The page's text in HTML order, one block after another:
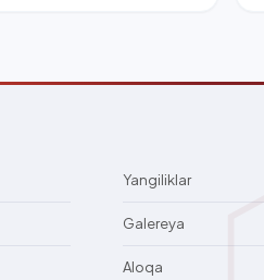
Yangiliklar
Galereya
Aloqa